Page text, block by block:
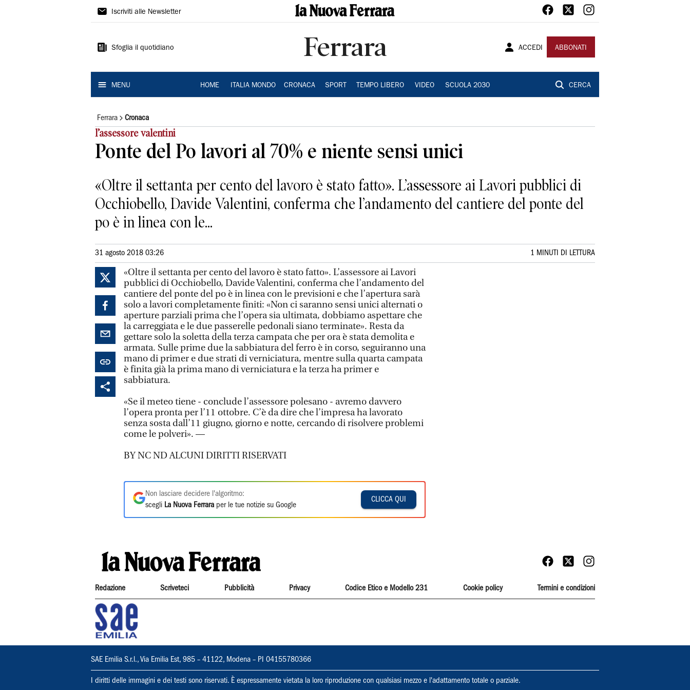
La
Ferrara
Iscriviti alle Newsletter
Sfoglia il quotidiano Ferrara ACCEDI ABBONATI
MENU HOME ITALIA MONDO CRONACA SPORT TEMPO LIBERO VIDEO SCUOLA 2030 CERCA
Ferrara Cronaca
l’assessore valentini
Ponte del Po lavori al 70% e niente sensi unici
«Oltre il settanta per cento del lavoro è stato fatto». L’assessore ai Lavori pubblici di
Occhiobello, Davide Valentini, conferma che l’andamento del cantiere del ponte del
po è in linea con le...
31 agosto 2018 03:26 1 MINUTI DI LETTURA
«Oltre il settanta per cento del lavoro è stato fatto». L’assessore ai Lavori
pubblici di Occhiobello, Davide Valentini, conferma che l’andamento del
cantiere del ponte del po è in linea con le previsioni e che l’apertura sarà
solo a lavori completamente finiti: «Non ci saranno sensi unici alternati o
aperture parziali prima che l’opera sia ultimata, dobbiamo aspettare che
la carreggiata e le due passerelle pedonali siano terminate». Resta da
gettare solo la soletta della terza campata che per ora è stata demolita e
armata. Sulle prime due la sabbiatura del ferro è in corso, seguiranno una
mano di primer e due strati di verniciatura, mentre sulla quarta campata
è finita già la prima mano di verniciatura e la terza ha primer e
sabbiatura.
«Se il meteo tiene - conclude l’assessore polesano - avremo davvero
l’opera pronta per l’11 ottobre. C’è da dire che l’impresa ha lavorato
senza sosta dall’11 giugno, giorno e notte, cercando di risolvere problemi
come le polveri». —
BY NC ND ALCUNI DIRITTI RISERVATI
Non lasciare decidere l'algoritmo:
scegli La Nuova Ferrara per le tue notizie su Google
CLICCA QUI
Redazione Scriveteci Pubblicità Privacy Codice Etico e Modello 231 Cookie policy Termini e condizioni
SAE Emilia S.r.l., Via Emilia Est, 985 – 41122, Modena – PI 04155780366
I diritti delle immagini e dei testi sono riservati. È espressamente vietata la loro riproduzione con qualsiasi mezzo e l'adattamento totale o parziale.